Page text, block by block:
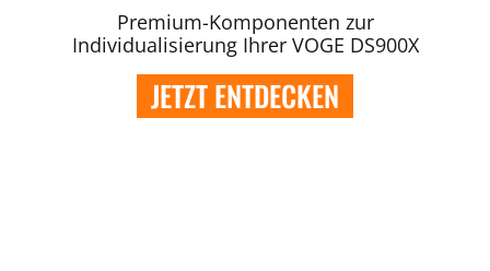
Premium-Komponenten zur
Individualisierung Ihrer VOGE DS900X
JETZT ENTDECKEN